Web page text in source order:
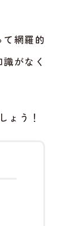
網羅的
がなく
ょう！